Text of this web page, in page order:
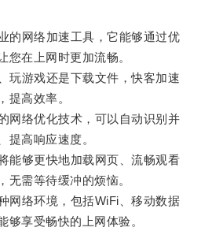
网络加速工具，它能够通过优
您在上网时更加流畅。
游戏还是下载文件，快客加速
提高效率。
络优化技术，可以自动识别并
提高响应速度。
够更快地加载网页、流畅观看
无需等待缓冲的烦恼。
络环境，包括WiFi、移动数据
够享受畅快的上网体验。